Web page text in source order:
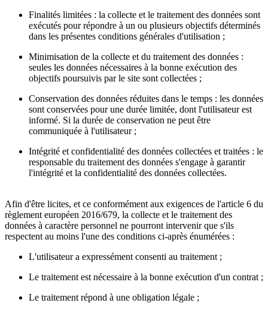
Finalités limitées : la collecte et le traitement des données sont
exécutés pour répondre à un ou plusieurs objectifs déterminés
dans les présentes conditions générales d'utilisation ;
Minimisation de la collecte et du traitement des données :
seules les données nécessaires à la bonne exécution des
objectifs poursuivis par le site sont collectées ;
Conservation des données réduites dans le temps : les données
sont conservées pour une durée limitée, dont l'utilisateur est
informé. Si la durée de conservation ne peut être
communiquée à l'utilisateur ;
Intégrité et confidentialité des données collectées et traitées : le
responsable du traitement des données s'engage à garantir
l'intégrité et la confidentialité des données collectées.
Afin d'être licites, et ce conformément aux exigences de l'article 6 du
règlement européen 2016/679, la collecte et le traitement des
données à caractère personnel ne pourront intervenir que s'ils
respectent au moins l'une des conditions ci-après énumérées :
L'utilisateur a expressément consenti au traitement ;
Le traitement est nécessaire à la bonne exécution d'un contrat ;
Le traitement répond à une obligation légale ;